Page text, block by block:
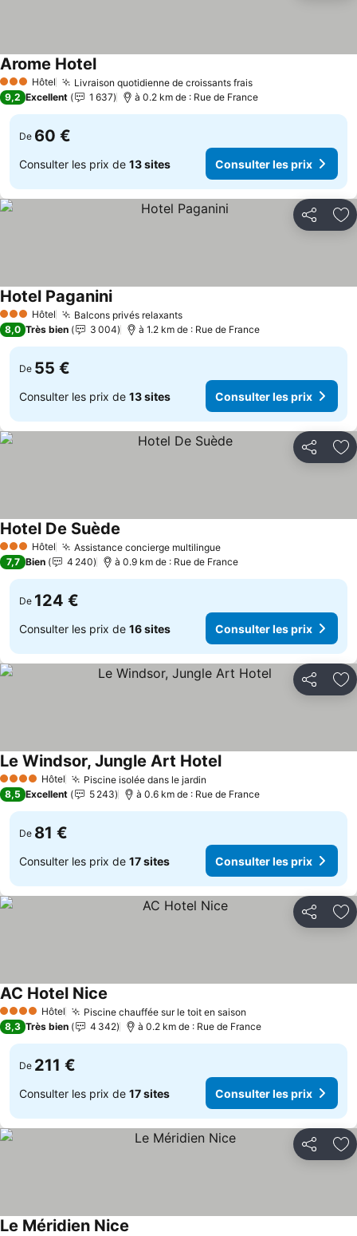
3 ÉtoilesHôtel Livraison quotidienne de croissants frais
Arome Hotel
9,2 Excellent 1 637 à 0.2 km de : Rue de France
De 60 €
Consulter les prix de 13 sites Consulter les prix
Partager
3 ÉtoilesHôtel Balcons privés relaxants
Hotel Paganini
8,0 Très bien 3 004 à 1.2 km de : Rue de France
De 55 €
Consulter les prix de 13 sites Consulter les prix
Partager
3 ÉtoilesHôtel Assistance concierge multilingue
Hotel De Suède
7,7 Bien 4 240 à 0.9 km de : Rue de France
De 124 €
Consulter les prix de 16 sites Consulter les prix
Partager
4 Étoiles Hôtel Piscine isolée dans le jardin
Le Windsor, Jungle Art Hotel
8,5 Excellent 5 243 à 0.6 km de : Rue de France
De 81 €
Consulter les prix de 17 sites Consulter les prix
Partager
4 Étoiles Hôtel Piscine chauffée sur le toit en saison
AC Hotel Nice
8,3 Très bien 4 342 à 0.2 km de : Rue de France
De 211 €
Consulter les prix de 17 sites Consulter les prix
Partager
Le Méridien Nice